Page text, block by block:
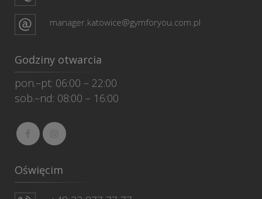
manager.katowice@gymforyou.com.pl
Godziny otwarcia
pon.–pt: 06:00 – 22:00
sob.–nd: 08:00 – 16:00
Oświęcim